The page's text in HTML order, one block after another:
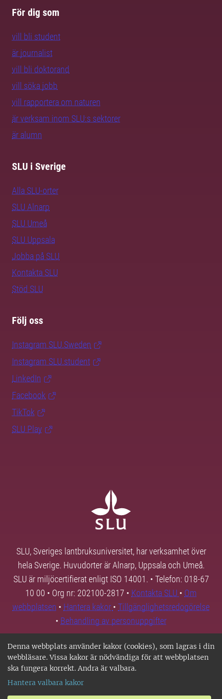
Denna webbplats använder kakor (cookies), som lagras i din
webbläsare. Vissa kakor är nödvändiga för att webbplatsen
ska fungera korrekt. Andra är valbara.
Hantera valbara kakor
För dig som
vill bli student
är journalist
vill bli doktorand
vill söka jobb
vill rapportera om naturen
är verksam inom SLU:s sektorer
är alumn
SLU i Sverige
Alla SLU-orter
SLU Alnarp
SLU Umeå
SLU Uppsala
Jobba på SLU
Kontakta SLU
Stöd SLU
Följ oss
Instagram SLU.Sweden
Instagram SLU.student
LinkedIn
Facebook
TikTok
SLU Play
SLU, Sveriges lantbruksuniversitet, har verksamhet över
hela Sverige. Huvudorter är Alnarp, Uppsala och Umeå.
SLU är miljöcertifierat enligt ISO 14001. • Telefon: 018-67
10 00 • Org nr: 202100-2817 • Kontakta SLU • Om
webbplatsen • Hantera kakor • Tillgänglighetsredogörelse
• Behandling av personuppgifter